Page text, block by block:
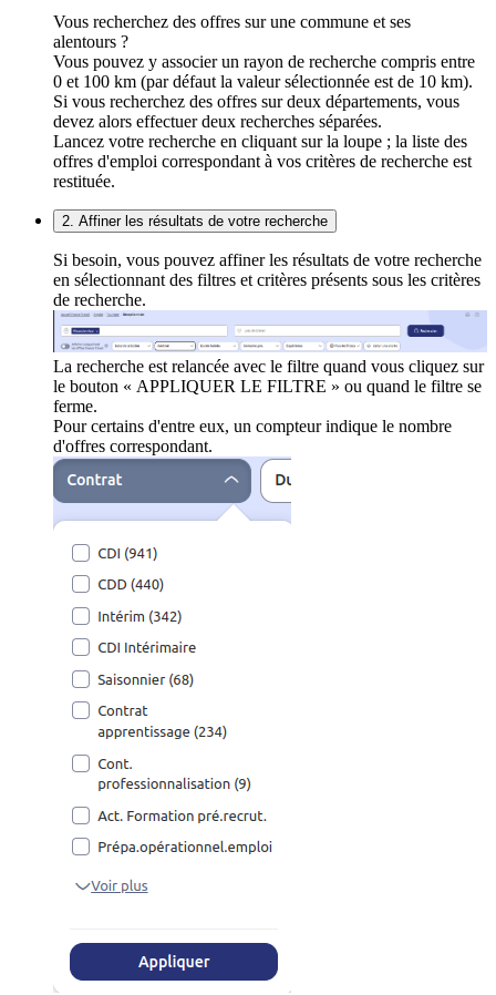
Vous recherchez des offres sur une commune et ses
alentours ?
Vous pouvez y associer un rayon de recherche compris entre
0 et 100 km (par défaut la valeur sélectionnée est de 10 km).
Si vous recherchez des offres sur deux départements, vous
devez alors effectuer deux recherches séparées.
Lancez votre recherche en cliquant sur la loupe ; la liste des
offres d'emploi correspondant à vos critères de recherche est
restituée.
2. Affiner les résultats de votre recherche
Si besoin, vous pouvez affiner les résultats de votre recherche
en sélectionnant des filtres et critères présents sous les critères
de recherche.
La recherche est relancée avec le filtre quand vous cliquez sur
le bouton « APPLIQUER LE FILTRE » ou quand le filtre se
ferme.
Pour certains d'entre eux, un compteur indique le nombre
d'offres correspondant.